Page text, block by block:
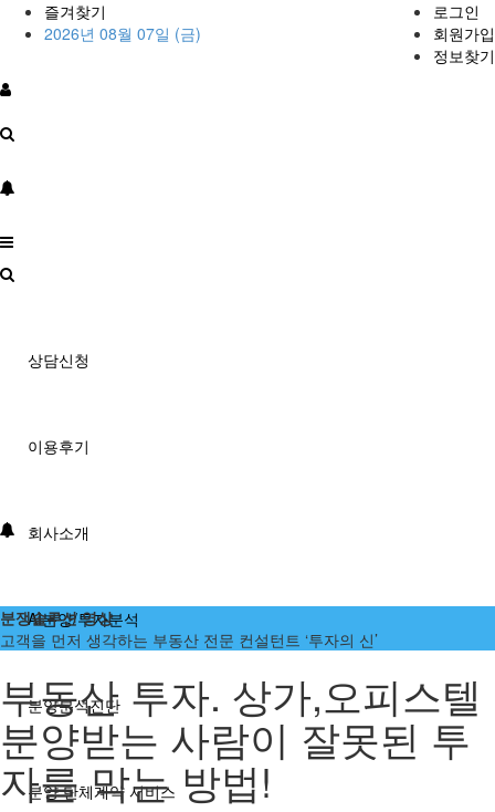
즐겨찾기
2026년 08월 07일 (금)
로그인
회원가입
정보찾기
상담신청
이용후기
회사소개
AI분양/투자분석
분양분석진단
분양 단체계약 서비스
분쟁솔루션 영상
고객을 먼저 생각하는 부동산 전문 컨설턴트 ‘투자의 신’
부동산 투자. 상가,오피스텔
분양받는 사람이 잘못된 투
자를 막는 방법!